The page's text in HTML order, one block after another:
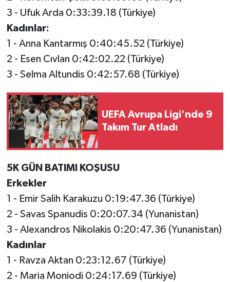
3 - Ufuk Arda 0:33:39.18 (Türkiye)
Kadınlar:
1 - Anna Kantarmış 0:40:45.52 (Türkiye)
2 - Esen Cıvlan 0:42:02.22 (Türkiye)
3 - Selma Altundis 0:42:57.68 (Türkiye)
UEFA Avrupa Ligi'nde 9
Takım Tur Atladı
5K GÜN BATIMI KOŞUSU
Erkekler
1 - Emir Salih Karakuzu 0:19:47.36 (Türkiye)
2 - Savas Spanudis 0:20:07.34 (Yunanistan)
3 - Alexandros Nikolakis 0:20:47.36 (Yunanistan)
Kadınlar
1 - Ravza Aktan 0:23:12.67 (Türkiye)
2 - Maria Moniodi 0:24:17.69 (Türkiye)